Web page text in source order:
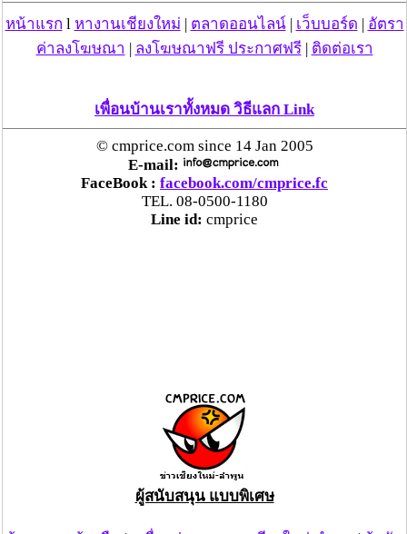
หน้าแรก l หางานเชียงใหม่ | ตลาดออนไลน์| เว็บบอร์ด | อัตรา
ค่าลงโฆษณา | ลงโฆษณาฟรี ประกาศฟรี| ติดต่อเรา
เพื่อนบ้านเราทั้งหมด วิธีแลก Link
© cmprice.com since 14 Jan 2005
E-mail:
FaceBook : facebook.com/cmprice.fc
TEL. 08-0500-1180
Line id: cmprice
ผู้สนับสนุน แบบพิเศษ